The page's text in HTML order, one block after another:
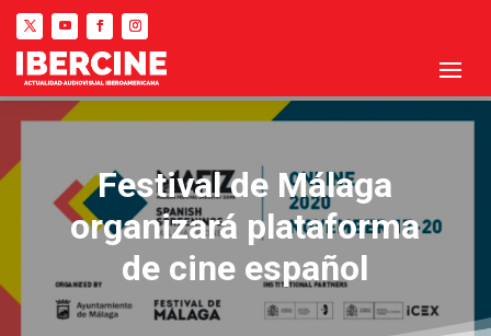
Festival de Málaga
organizará plataforma
de cine español